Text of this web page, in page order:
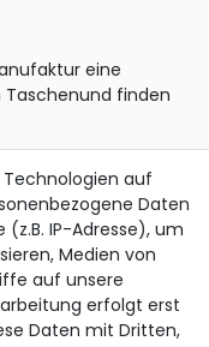
eine
Taschenund finden
15.00 Uhr
auf
Daten
IP-Adresse), um
Medien von
auf unsere
erfolgt erst
Daten mit Dritten,